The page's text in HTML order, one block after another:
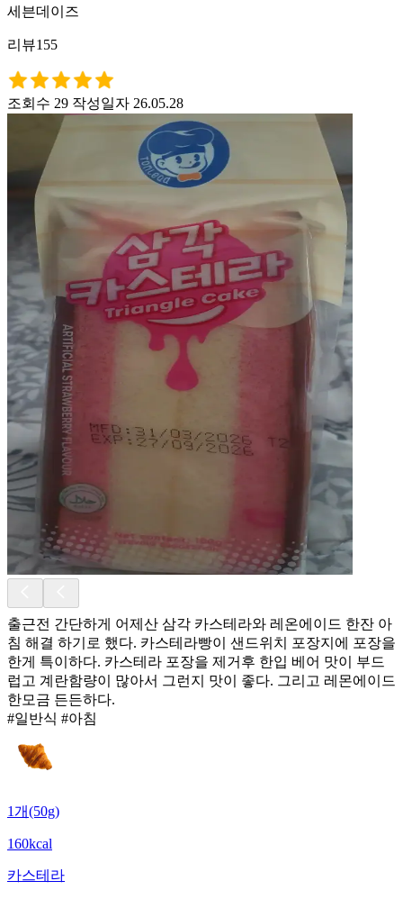
세븐데이즈
리뷰155
조회수 29 작성일자 26.05.28
출근전 간단하게 어제산 삼각 카스테라와 레온에이드 한잔 아
침 해결 하기로 했다. 카스테라빵이 샌드위치 포장지에 포장을
한게 특이하다. 카스테라 포장을 제거후 한입 베어 맛이 부드
럽고 계란함량이 많아서 그런지 맛이 좋다. 그리고 레몬에이드
한모금 든든하다.
#일반식 #아침
1개(50g)
160kcal
카스테라